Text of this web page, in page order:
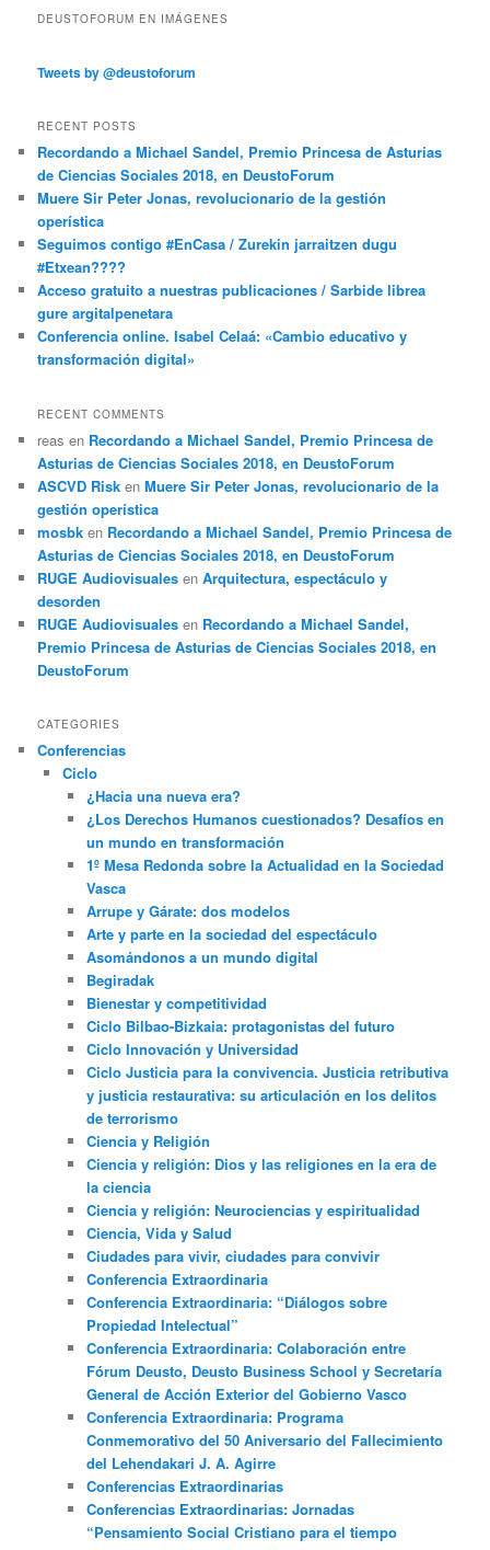
DEUSTOFORUM EN IMÁGENES
Tweets by @deustoforum
RECENT POSTS
Recordando a Michael Sandel, Premio Princesa de Asturias
de Ciencias Sociales 2018, en DeustoForum
Muere Sir Peter Jonas, revolucionario de la gestión
operística
Seguimos contigo #EnCasa / Zurekin jarraitzen dugu
#Etxean????
Acceso gratuito a nuestras publicaciones / Sarbide librea
gure argitalpenetara
Conferencia online. Isabel Celaá: «Cambio educativo y
transformación digital»
RECENT COMMENTS
reas en Recordando a Michael Sandel, Premio Princesa de
Asturias de Ciencias Sociales 2018, en DeustoForum
ASCVD Risk enMuere Sir Peter Jonas, revolucionario de la
gestión operística
mosbk en Recordando a Michael Sandel, Premio Princesa de
Asturias de Ciencias Sociales 2018, en DeustoForum
RUGE Audiovisuales enArquitectura, espectáculo y
desorden
RUGE Audiovisuales en Recordando a Michael Sandel,
Premio Princesa de Asturias de Ciencias Sociales 2018, en
DeustoForum
CATEGORIES
Conferencias
Ciclo
¿Hacia una nueva era?
¿Los Derechos Humanos cuestionados? Desafíos en
un mundo en transformación
1º Mesa Redonda sobre la Actualidad en la Sociedad
Vasca
Arrupe y Gárate: dos modelos
Arte y parte en la sociedad del espectáculo
Asomándonos a un mundo digital
Begiradak
Bienestar y competitividad
Ciclo Bilbao-Bizkaia: protagonistas del futuro
Ciclo Innovación y Universidad
Ciclo Justicia para la convivencia. Justicia retributiva
y justicia restaurativa: su articulación en los delitos
de terrorismo
Ciencia y Religión
Ciencia y religión: Dios y las religiones en la era de
la ciencia
Ciencia y religión: Neurociencias y espiritualidad
Ciencia, Vida y Salud
Ciudades para vivir, ciudades para convivir
Conferencia Extraordinaria
Conferencia Extraordinaria: “Diálogos sobre
Propiedad Intelectual”
Conferencia Extraordinaria: Colaboración entre
Fórum Deusto, Deusto Business School y Secretaría
General de Acción Exterior del Gobierno Vasco
Conferencia Extraordinaria: Programa
Conmemorativo del 50 Aniversario del Fallecimiento
del Lehendakari J. A. Agirre
Conferencias Extraordinarias
Conferencias Extraordinarias: Jornadas
“Pensamiento Social Cristiano para el tiempo